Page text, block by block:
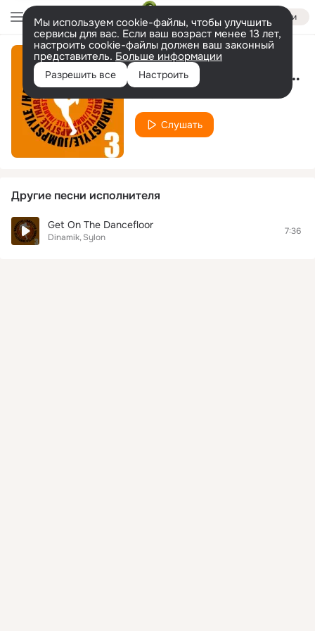
Войти
Мы используем cookie-файлы, чтобы улучшить
сервисы для вас. Если ваш возраст менее 13 лет,
настроить cookie-файлы должен ваш законный
представитель. Больше информации
Разрешить все Настроить The Prophecy Of Darkness
Слушать
Другие песни исполнителя
Get On The Dancefloor
Dinamik Sylon
7:36